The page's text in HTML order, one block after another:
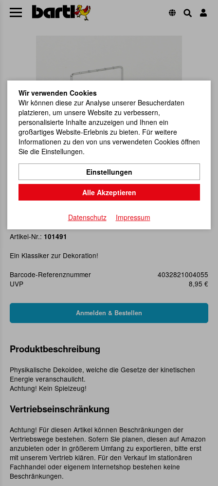
Kugelspiel 7 cm
Artikel-Nr.: 101491
Ein Klassiker zur Dekoration!
Barcode-Referenznummer
4032821004055
UVP
8,95 €
Produktbeschreibung
Physikalische Dekoidee, welche die Gesetze der kinetischen
Energie veranschaulicht.
Achtung! Kein Spielzeug!
Vertriebseinschränkung
Achtung! Für diesen Artikel können Beschränkungen der
Vertriebswege bestehen. Sofern Sie planen, diesen auf Amazon
anzubieten oder in größerem Umfang zu exportieren, bitte erst
mit unserem Vertrieb klären. Für den Verkauf im stationären
Fachhandel oder eigenem Internetshop bestehen keine
Beschränkungen.
Wir verwenden Cookies
Wir können diese zur Analyse unserer Besucherdaten
platzieren, um unsere Website zu verbessern,
personalisierte Inhalte anzuzeigen und Ihnen ein
großartiges Website-Erlebnis zu bieten. Für weitere
Informationen zu den von uns verwendeten Cookies öffnen
Sie die Einstellungen.
Einstellungen
Alle Akzeptieren
Datenschutz Impressum